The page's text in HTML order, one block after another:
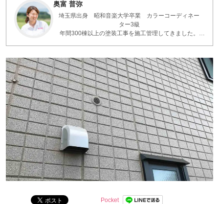
奥富 普弥
埼玉県出身 昭和音楽大学卒業 カラーコーディネー
ター3級
年間300棟以上の塗装工事を施工管理してきました。
Pocket